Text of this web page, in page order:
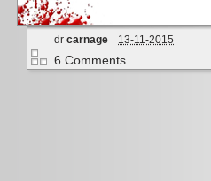
dr carnage 13-11-2015
6 Comments